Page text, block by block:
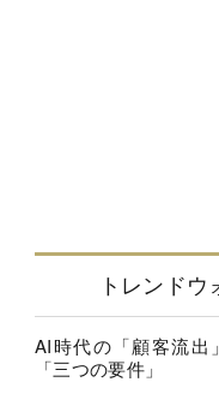
トレンドウ
AI時代の「顧客流出
「三つの要件」